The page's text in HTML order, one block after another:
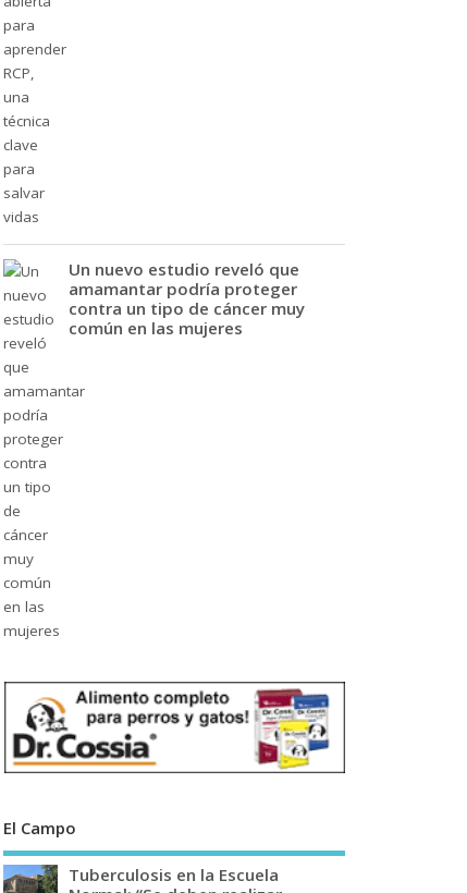
Un nuevo estudio reveló que
amamantar podría proteger
contra un tipo de cáncer muy
común en las mujeres
El Campo
Tuberculosis en la Escuela